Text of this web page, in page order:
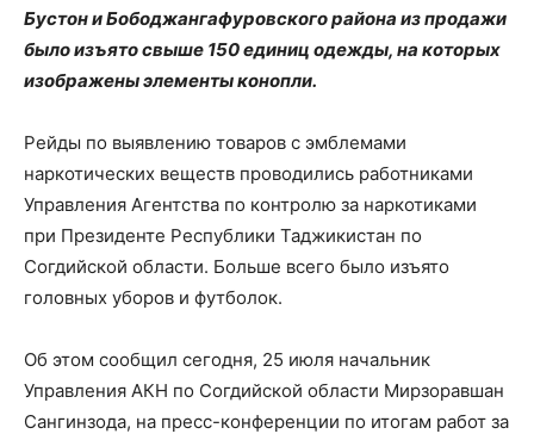
Бустон и Бободжангафуровского района из продажи
было изъято свыше 150 единиц одежды, на которых
изображены элементы конопли.
Рейды по выявлению товаров с эмблемами
наркотических веществ проводились работниками
Управления Агентства по контролю за наркотиками
при Президенте Республики Таджикистан по
Согдийской области. Больше всего было изъято
головных уборов и футболок.
Об этом сообщил сегодня, 25 июля начальник
Управления АКН по Согдийской области Мирзоравшан
Сангинзода, на пресс-конференции по итогам работ за